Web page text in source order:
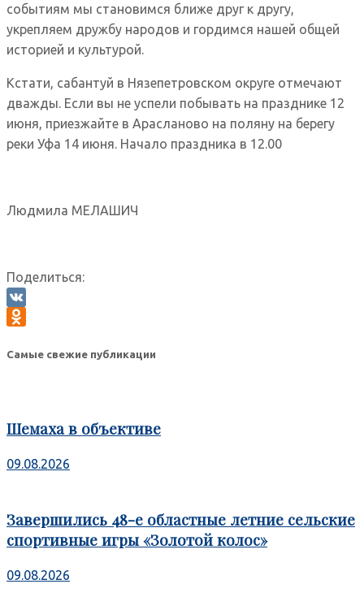
событиям мы становимся ближе друг к другу,
укрепляем дружбу народов и гордимся нашей общей
историей и культурой.
Кстати, сабантуй в Нязепетровском округе отмечают
дважды. Если вы не успели побывать на празднике 12
июня, приезжайте в Арасланово на поляну на берегу
реки Уфа 14 июня. Начало праздника в 12.00
Людмила МЕЛАШИЧ
Поделиться:
VK
Самые свежие публикации
Шемаха в объективе
09.08.2026
Завершились 48-е областные летние сельские
спортивные игры «Золотой колос»
09.08.2026